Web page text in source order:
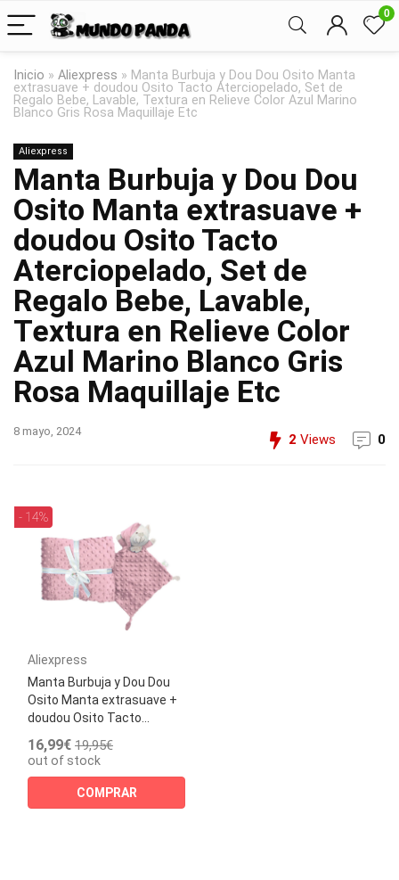
0
Inicio » Aliexpress » Manta Burbuja y Dou Dou Osito Manta
extrasuave + doudou Osito Tacto Aterciopelado, Set de
Regalo Bebe, Lavable, Textura en Relieve Color Azul Marino
Blanco Gris Rosa Maquillaje Etc
Aliexpress
Manta Burbuja y Dou Dou
Osito Manta extrasuave +
doudou Osito Tacto
Aterciopelado, Set de
Regalo Bebe, Lavable,
Textura en Relieve Color
Azul Marino Blanco Gris
Rosa Maquillaje Etc
8 mayo, 2024
2 Views 0
- 14%
Aliexpress
Manta Burbuja y Dou Dou
Osito Manta extrasuave +
doudou Osito Tacto...
16,99€ 19,95€
out of stock
COMPRAR